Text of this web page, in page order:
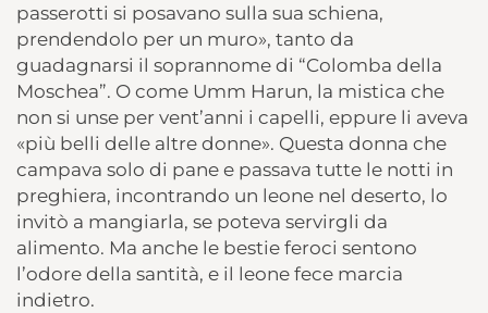
passerotti si posavano sulla sua schiena,
prendendolo per un muro», tanto da
guadagnarsi il soprannome di “Colomba della
Moschea”. O come Umm Harun, la mistica che
non si unse per vent’anni i capelli, eppure li aveva
«più belli delle altre donne». Questa donna che
campava solo di pane e passava tutte le notti in
preghiera, incontrando un leone nel deserto, lo
invitò a mangiarla, se poteva servirgli da
alimento. Ma anche le bestie feroci sentono
l’odore della santità, e il leone fece marcia
indietro.